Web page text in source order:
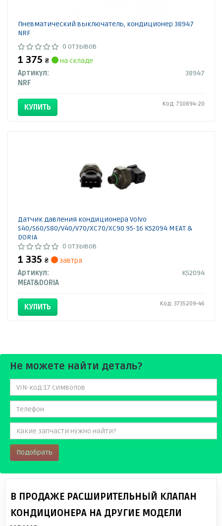
Пневматический выключатель, кондиционер 38947
NRF
0 отзывов
1 375 ₴
на складе
Артикул:
38947
NRF
КУПИТЬ Код: 710894-20
Датчик давления кондиционера Volvo
S40/S60/S80/V40/V70/XC70/XC90 95-16 K52094 MEAT &
DORIA
0 отзывов
1 335 ₴
завтра
Артикул:
K52094
MEAT&DORIA
КУПИТЬ Код: 3735209-46
Не можете найти деталь?
Подобрать
В ПРОДАЖЕ РАСШИРИТЕЛЬНЫЙ КЛАПАН
КОНДИЦИОНЕРА НА ДРУГИЕ МОДЕЛИ